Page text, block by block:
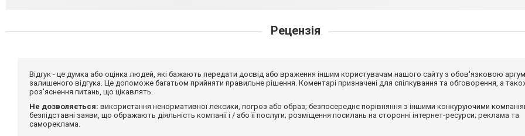
Рецензія
Відгук - це думка або оцінка людей, які бажають передати досвід або враження іншим користувачам нашого сайту з обов'язковою
залишеного відгука. Це допоможе багатьом прийняти правильне рішення. Коментарі призначені для спілкування та обговорення, а
роз'яснення питань, що цікавлять.
Не дозволяється: використання ненормативної лексики, погроз або образ; безпосереднє порівняння з іншими конкуруючими
безпідставні заяви, що ображають діяльність компанії і / або її послуги; розміщення посилань на сторонні інтернет-ресурси; реклама та
самореклама.